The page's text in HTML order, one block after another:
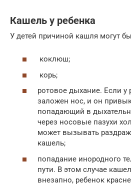
Кашель у ребенка
У детей причиной кашля могут
коклюш;
корь;
ротовое дыхание. Если у
заложен нос, и он
попадающий в
через носовые пазухи
может вызывать
кашель;
попадание инородного
пути. В этом случае
внезапно, ребенок